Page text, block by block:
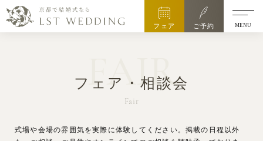
フェア ご予約 MENU
フェア・相談会
Fair
FAIR
式場や会場の雰囲気を実際に体験してください。 掲載の日程以外